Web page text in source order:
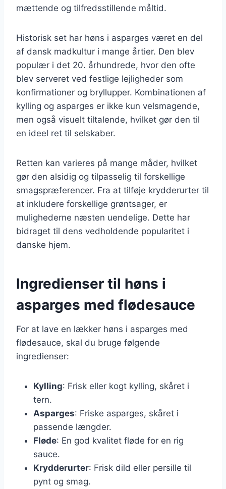
mættende og tilfredsstillende måltid.
Historisk set har høns i asparges været en del
af dansk madkultur i mange årtier. Den blev
populær i det 20. århundrede, hvor den ofte
blev serveret ved festlige lejligheder som
konfirmationer og bryllupper. Kombinationen af
kylling og asparges er ikke kun velsmagende,
men også visuelt tiltalende, hvilket gør den til
en ideel ret til selskaber.
Retten kan varieres på mange måder, hvilket
gør den alsidig og tilpasselig til forskellige
smagspræferencer. Fra at tilføje krydderurter til
at inkludere forskellige grøntsager, er
mulighederne næsten uendelige. Dette har
bidraget til dens vedholdende popularitet i
danske hjem.
Ingredienser til høns i
asparges med flødesauce
For at lave en lækker høns i asparges med
flødesauce, skal du bruge følgende
ingredienser:
Kylling: Frisk eller kogt kylling, skåret i
tern.
Asparges: Friske asparges, skåret i
passende længder.
Fløde: En god kvalitet fløde for en rig
sauce.
Krydderurter: Frisk dild eller persille til
pynt og smag.